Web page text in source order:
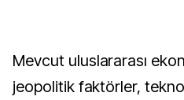
Mevcut uluslararası
jeopolitik faktörler,